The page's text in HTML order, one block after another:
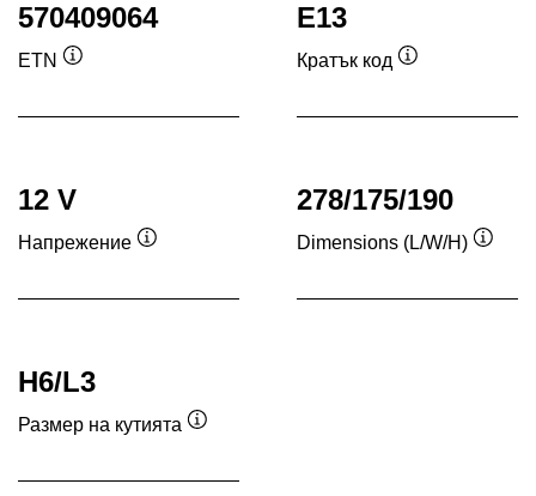
570409064
ETN
E13
Кратък код
12 V
Напрежение
278/175/190
Dimensions (L/W/H)
H6/L3
Размер на кутията